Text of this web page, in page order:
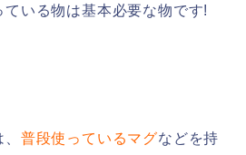
いる物は基本必要な物です!
普段使っているマグなどを持